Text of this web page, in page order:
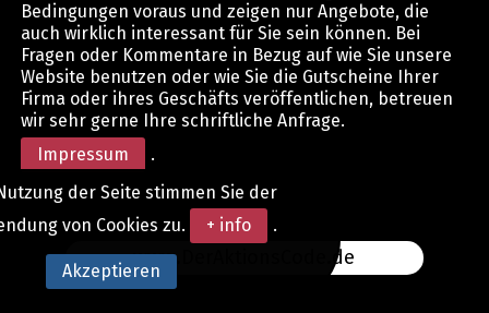
Bedingungen voraus und zeigen nur Angebote, die
auch wirklich interessant für Sie sein können. Bei
Fragen oder Kommentare in Bezug auf wie Sie unsere
Website benutzen oder wie Sie die Gutscheine Ihrer
Firma oder ihres Geschäfts veröffentlichen, betreuen
wir sehr gerne Ihre schriftliche Anfrage.
Impressum
.
www.DerAktionsCode.de
der Seite stimmen Sie der
von Cookies zu.
+ info .
Akzeptieren